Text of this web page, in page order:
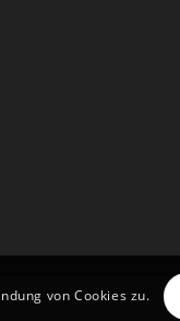
von Cookies zu.